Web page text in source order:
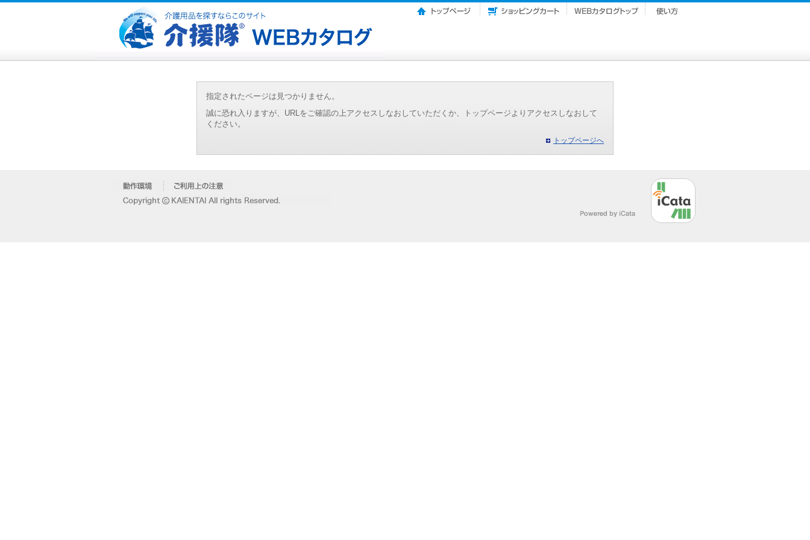
指定されたページは見つかりません。
誠に恐れ入りますが、URLをご確認の上アクセスしなおしていただくか、トップページよりアクセスしなおして
ください。
トップページへ